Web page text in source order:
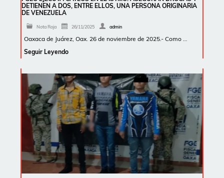
DETIENEN A DOS, ENTRE ELLOS, UNA PERSONA ORIGINARIA
DE VENEZUELA
Nota Roja 26/11/2025 admin
Oaxaca de Juárez, Oax. 26 de noviembre de 2025.- Como …
Seguir Leyendo